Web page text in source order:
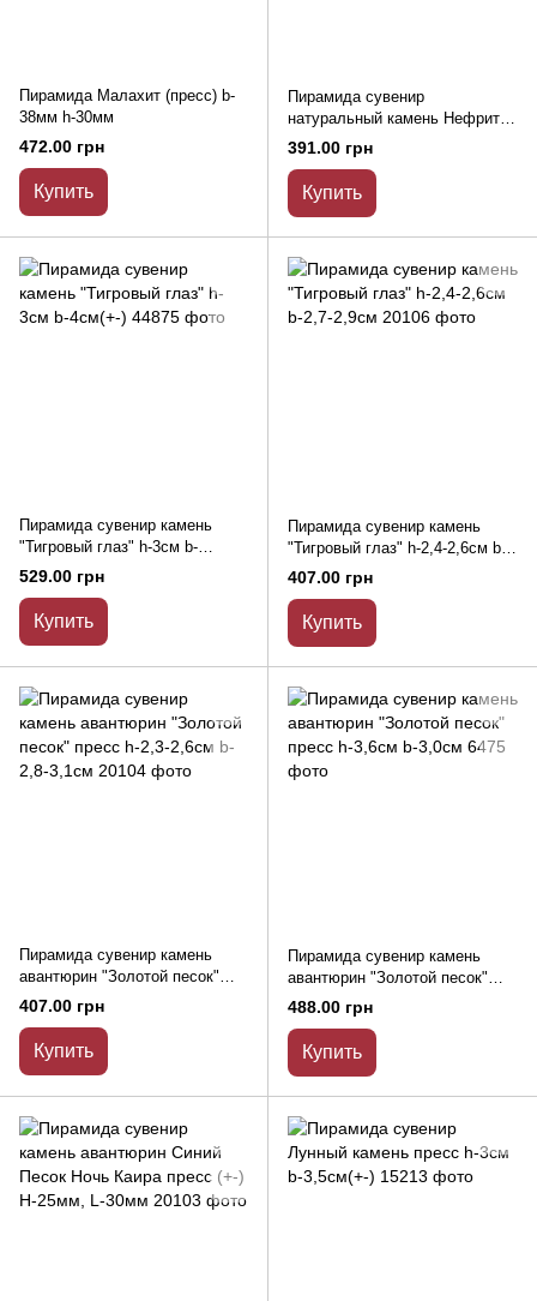
Пирамида Малахит (пресс) b-
38мм h-30мм
472.00 грн
Купить
Пирамида сувенир
натуральный камень Нефрит
H-(+-)25мм, L-(+-)30мм
391.00 грн
Купить
Пирамида сувенир камень
"Тигровый глаз" h-3см b-
4см(+-)
529.00 грн
Купить
Пирамида сувенир камень
"Тигровый глаз" h-2,4-2,6см b-
2,7-2,9см
407.00 грн
Купить
Пирамида сувенир камень
авантюрин "Золотой песок"
пресс h-2,3-2,6см b-2,8-3,1см
407.00 грн
Купить
Пирамида сувенир камень
авантюрин "Золотой песок"
пресс h-3,6см b-3,0см
488.00 грн
Купить